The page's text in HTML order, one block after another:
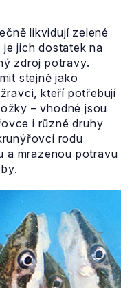
likvidují zelené
je jich dostatek na
zdroj potravy.
stejně jako
kteří potřebují
– vhodné jsou
i různé druhy
rodu
a mrazenou potravu